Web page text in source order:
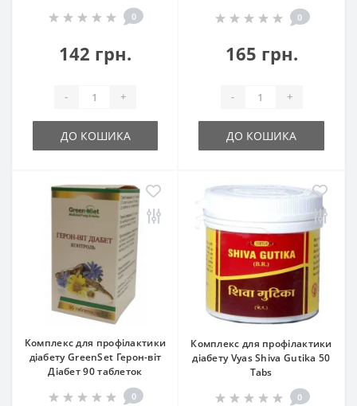
0
142 грн.
- +
ДО КОШИКА
0
165 грн.
- +
ДО КОШИКА
Комплекс для профілактики
діабету GreenSet Герон-віт
Діабет 90 таблеток
0
Комплекс для профілактики
діабету Vyas Shiva Gutika 50
Tabs
0